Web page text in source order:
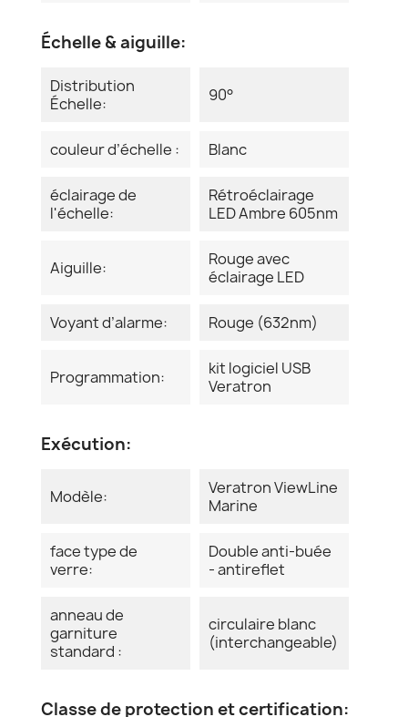
Échelle & aiguille:
Distribution
Échelle:
90°
couleur d’échelle : Blanc
éclairage de
l'échelle:
Rétroéclairage
LED Ambre 605nm
Aiguille:
Rouge avec
éclairage LED
Voyant d’alarme: Rouge (632nm)
Programmation:
kit logiciel USB
Veratron
Exécution:
Modèle:
Veratron ViewLine
Marine
face type de
verre:
Double anti-buée
- antireflet
anneau de
garniture
standard :
circulaire blanc
(interchangeable)
Classe de protection et certification: